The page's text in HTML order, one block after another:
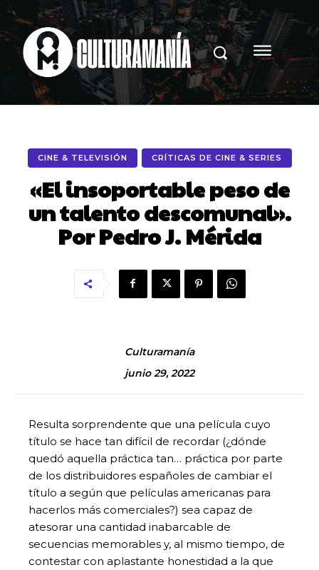
CINE & TELEVISIÓN CRÍTICAS DE CINE & SERIES
«El insoportable peso de
un talento descomunal».
Por Pedro J. Mérida
Culturamanía
junio 29, 2022
Resulta sorprendente que una película cuyo
título se hace tan difícil de recordar (¿dónde
quedó aquella práctica tan… práctica por parte
de los distribuidores españoles de cambiar el
título a según que películas americanas para
hacerlos más comerciales?) sea capaz de
atesorar una cantidad inabarcable de
secuencias memorables y, al mismo tiempo, de
contestar con aplastante honestidad a la que